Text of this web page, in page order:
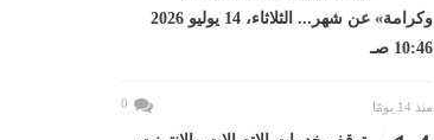
وكرامة» عن شهر... الثلاثاء، 14 يوليو 2026
10:46 صـ
منذ 14 يومًا 0